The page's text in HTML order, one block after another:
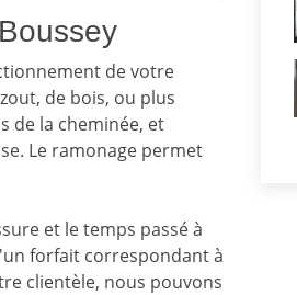
de votre
de bois, ou plus
de la cheminée, et
Le ramonage permet
et le temps passé à
forfait correspondant à
clientèle, nous pouvons